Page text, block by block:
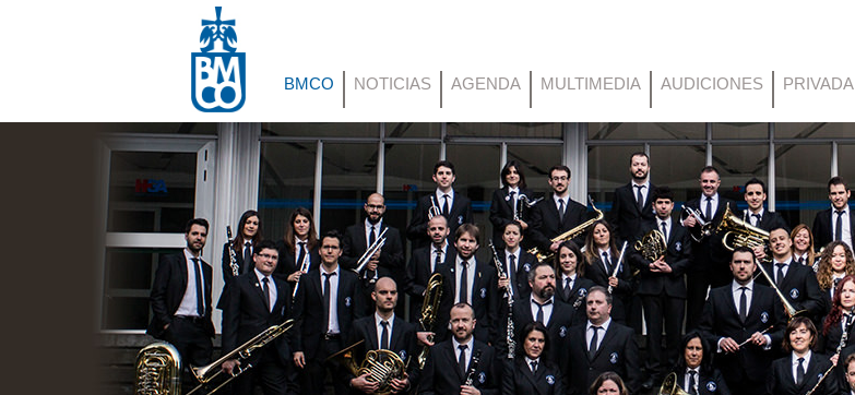
BMCO NOTICIAS AGENDA MULTIMEDIA AUDICIONES PRIVADA